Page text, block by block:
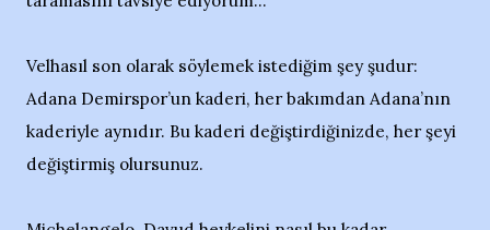
Velhasıl son olarak söylemek istediğim şey şudur:
Adana Demirspor’un kaderi, her bakımdan Adana’nın
kaderiyle aynıdır. Bu kaderi değiştirdiğinizde, her şeyi
değiştirmiş olursunuz.